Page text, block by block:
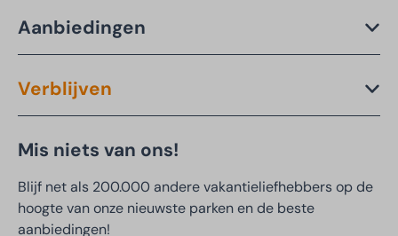
Aanbiedingen
Verblijven
Mis niets van ons!
Blijf net als 200.000 andere vakantieliefhebbers op de
hoogte van onze nieuwste parken en de beste
aanbiedingen!